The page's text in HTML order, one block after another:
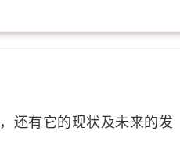
还有它的现状及未来的发